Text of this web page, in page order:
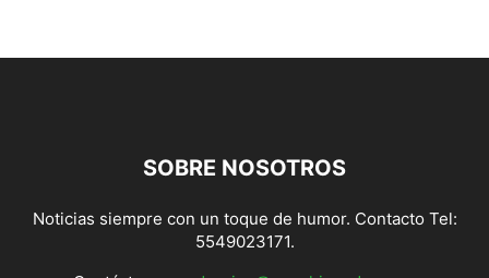
SOBRE NOSOTROS
Noticias siempre con un toque de humor. Contacto Tel:
5549023171.